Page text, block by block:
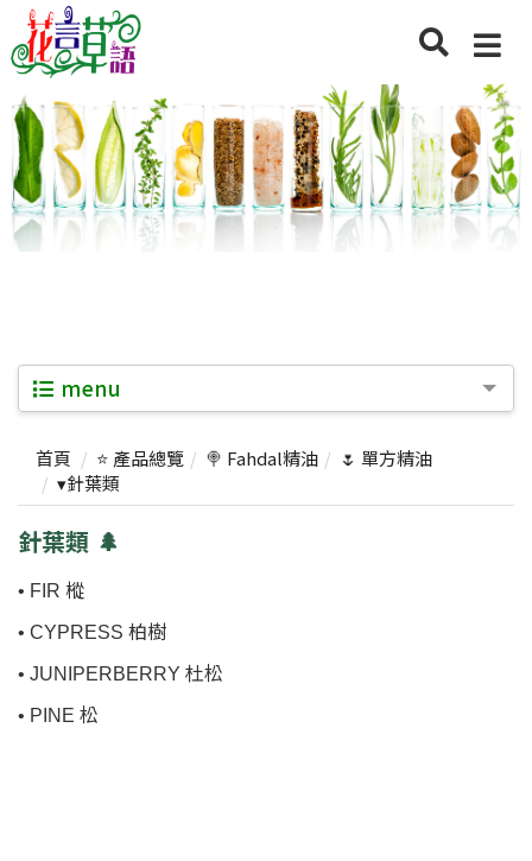
menu
首頁 ⭐ 產品總覽 🍭 Fahdal精油
🌷 單方精油
▾針葉類
針葉類 🌲
• FIR 樅
• CYPRESS 柏樹
• JUNIPERBERRY 杜松
• PINE 松